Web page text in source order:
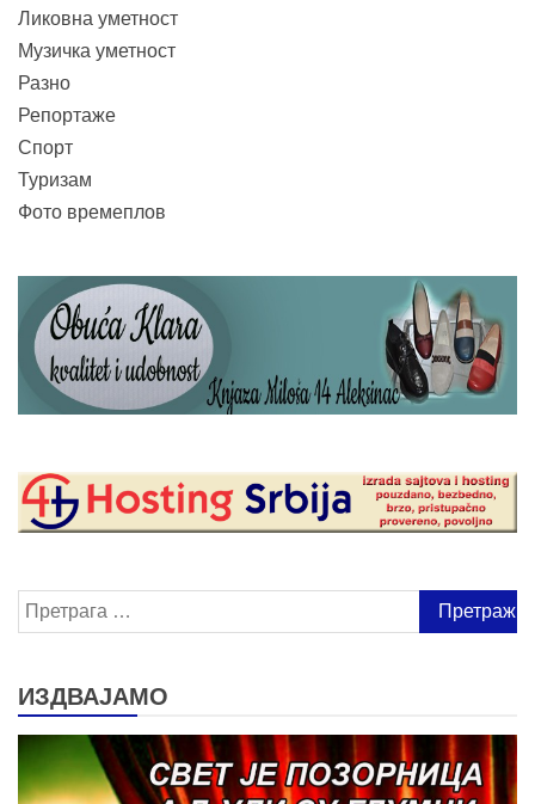
Ликовна уметност
Музичка уметност
Разно
Репортаже
Спорт
Туризам
Фото времеплов
Претрага
за:
ИЗДВАЈАМО